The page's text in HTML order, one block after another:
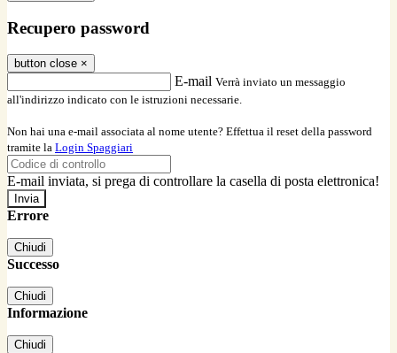
Recupero password
button close ×
E-mail Verrà inviato un messaggio
all'indirizzo indicato con le istruzioni necessarie.
Non hai una e-mail associata al nome utente? Effettua il reset della password
tramite la Login Spaggiari
E-mail inviata, si prega di controllare la casella di posta elettronica!
Errore
Chiudi
Successo
Chiudi
Informazione
Chiudi